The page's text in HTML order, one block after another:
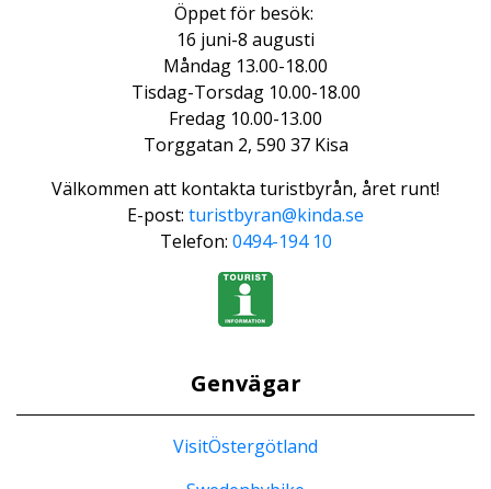
Öppet för besök:
16 juni-8 augusti
Måndag 13.00-18.00
Tisdag-Torsdag 10.00-18.00
Fredag 10.00-13.00
Torggatan 2, 590 37 Kisa
Välkommen att kontakta turistbyrån, året runt!
E-post: turistbyran@kinda.se
Telefon: 0494-194 10
Genvägar
VisitÖstergötland